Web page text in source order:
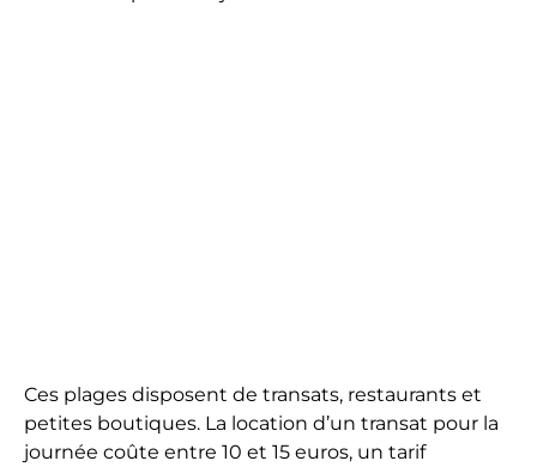
Ces plages disposent de transats, restaurants et
petites boutiques. La location d’un transat pour la
journée coûte entre 10 et 15 euros, un tarif